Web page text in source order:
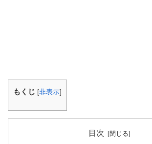
もくじ [非表示]
目次